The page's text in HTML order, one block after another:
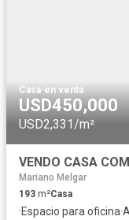
Casa·en venta
USD450,000
USD2,331/m²
VENDO CASA
Mariano Melgar
193 m²Casa
·Espacio para oficina·